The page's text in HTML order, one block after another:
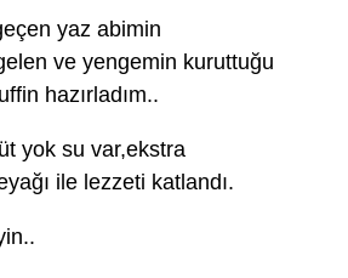
yaz abimin
ve yengemin kuruttuğu
hazırladım..
yok su var,ekstra
ile lezzeti katlandı.